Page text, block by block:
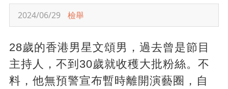
2024/06/29 檢舉
28歲的香港男星文頌男，過去曾是節目
主持人，不到30歲就收穫大批粉絲。不
料，他無預警宣布暫時離開演藝圈，自